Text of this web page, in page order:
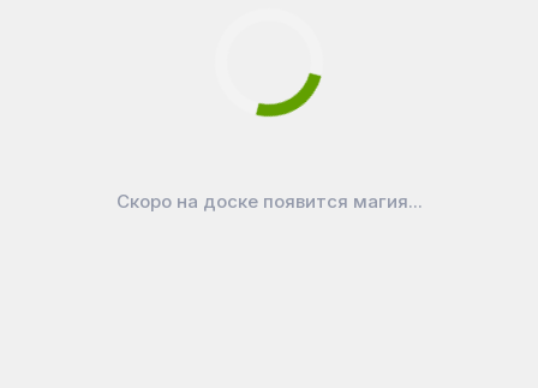
Скоро на доске появится магия...